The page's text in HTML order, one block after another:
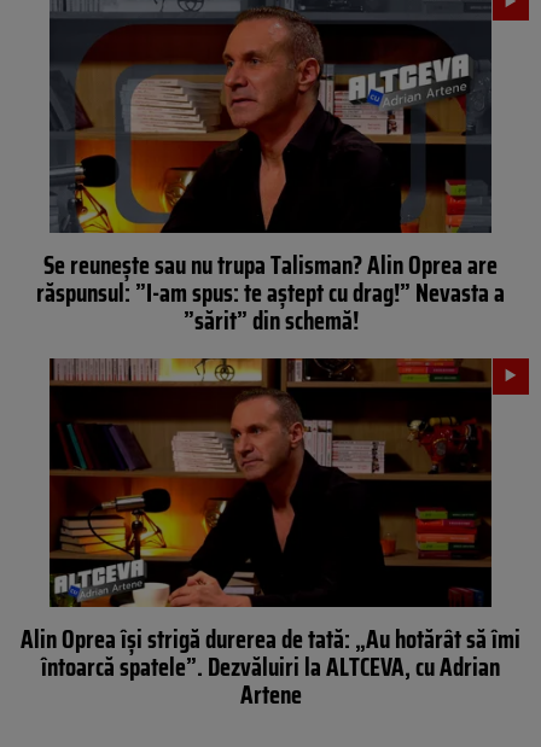
Se reunește sau nu trupa Talisman? Alin Oprea are
răspunsul: ”I-am spus: te aștept cu drag!” Nevasta a
”sărit” din schemă!
Alin Oprea își strigă durerea de tată: „Au hotărât să îmi
întoarcă spatele”. Dezvăluiri la ALTCEVA, cu Adrian
Artene